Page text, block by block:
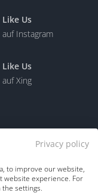
Like Us
auf Instagram
Like Us
auf Xing
Über uns
Privacy policy
to improve our website,
website experience. For
settings.